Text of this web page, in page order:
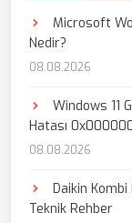
Microsoft
Nedir?
08.08.2026
Windows 11
Hatası
08.08.2026
Daikin Kombi
Teknik Rehber